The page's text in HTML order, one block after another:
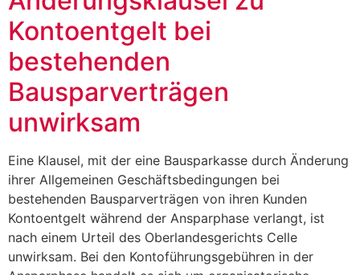
Kontoentgelt bei
bestehenden
Bausparverträgen
unwirksam
Eine Klausel, mit der eine Bausparkasse durch Änderung
ihrer Allgemeinen Geschäftsbedingungen bei
bestehenden Bausparverträgen von ihren Kunden
Kontoentgelt während der Ansparphase verlangt, ist
nach einem Urteil des Oberlandesgerichts Celle
unwirksam. Bei den Kontoführungsgebühren in der